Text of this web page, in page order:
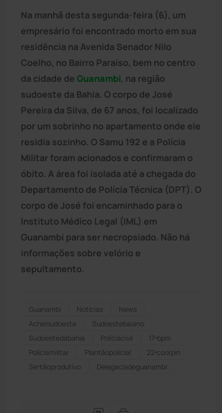
Na manhã desta segunda-feira (6), um
empresário foi encontrado morto em sua
residência na Avenida Senador Nilo
Coelho, no Bairro Paraíso, bem no centro
da cidade de Guanambi, na região
sudoeste da Bahia. O corpo de José
Pereira da Silva, de 67 anos, foi localizado
por um sobrinho no apartamento onde ele
residia sozinho. O Samu 192 e a Polícia
Militar foram acionados e confirmaram o
óbito. A área foi isolada até a chegada do
Departamento de Polícia Técnica (DPT). O
corpo de José foi encaminhado para o
Instituto Médico Legal (IML) em
Guanambi para ser necropsiado. Não há
informações sobre velório e
sepultamento.
Guanambi Notícias
News
Acheisudoeste
Sudoestebaiano
Sudoestedabahia
Políciacivil
17ºbpm
Políciamilitar
Plantãopolicial
22ªcoorpin
Sertãoprodutivo
Delegaciadeguanambi